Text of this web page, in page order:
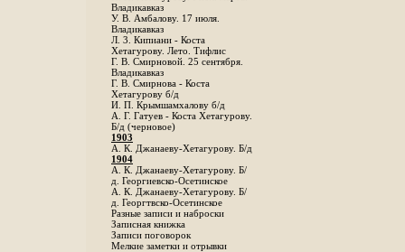
Владикавказ
У. В. Амбалову. 17 июля.
Владикавказ
Л. 3. Кипиани - Коста
Хетагурову. Лето. Тифлис
Г. В. Смирновой. 25 сентября.
Владикавказ
Г. В. Смирнова - Коста
Хетагурову б/д
И. П. Крымшамхалову б/д
А. Г. Гатуев - Коста Хетагурову.
Б/д (черновое)
1903
А. К. Джанаеву-Хетагурову. Б/д
1904
А. К. Джанаеву-Хетагурову. Б/
д. Георгиевско-Осетинское
А. К. Джанаеву-Хетагурову. Б/
д. Георгтвско-Осетинское
Разные записи и наброски
Записная книжка
Записи поговорок
Мелкие заметки и отрывки